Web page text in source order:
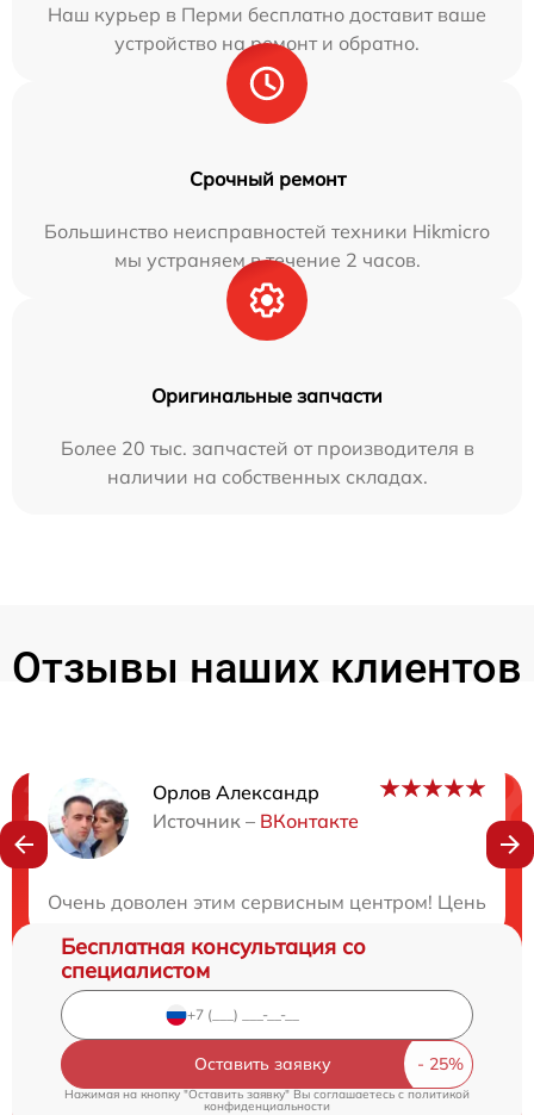
Наш курьер в Перми бесплатно доставит ваше
устройство на ремонт и обратно.
Срочный ремонт
Большинство неисправностей техники Hikmicro
мы устраняем в течение 2 часов.
Оригинальные запчасти
Более 20 тыс. запчастей от производителя в
наличии на собственных складах.
Отзывы наших клиентов
Орлов Александр
Источник – ВКонтакте
Очень доволен этим сервисным центром! Цены на
Нужна консультация?
Бесплатная консультация со
специалистом
Оставить заявку
Нажимая на кнопку "Оставить заявку" Вы соглашаетесь cполитикой
конфиденциальности